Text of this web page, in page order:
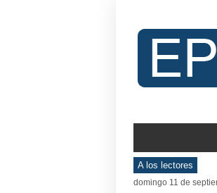
A los lectores
domingo 11 de